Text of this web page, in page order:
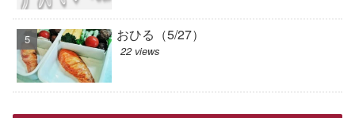
おひる（5/27）
22 views